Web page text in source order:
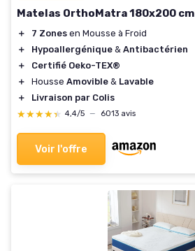
Matelas OrthoMatra 180x200 cm
＋ 7 Zones en Mousse à Froid
＋
Hypoallergénique & Antibactérien
＋
Certifié Oeko-TEX®
＋
Housse Amovible & Lavable
＋
Livraison par Colis
★★★★★
★★★★★ 4,4/5 — 6013 avis
Voir l'offre